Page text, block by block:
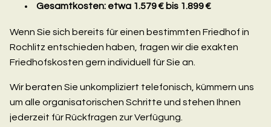
Gesamtkosten: etwa 1.579 € bis 1.899 €
Wenn Sie sich bereits für einen bestimmten Friedhof in
Rochlitz entschieden haben, fragen wir die exakten
Friedhofskosten gern individuell für Sie an.
Wir beraten Sie unkompliziert telefonisch, kümmern uns
um alle organisatorischen Schritte und stehen Ihnen
jederzeit für Rückfragen zur Verfügung.